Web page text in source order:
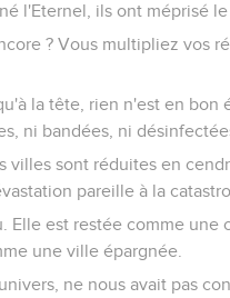
l'Eternel, ils ont méprisé
? Vous multipliez vos
la tête, rien n'est en
ni bandées, ni
villes sont réduites en
pareille à la
Elle est restée comme
une ville épargnée.
ne nous avait pas